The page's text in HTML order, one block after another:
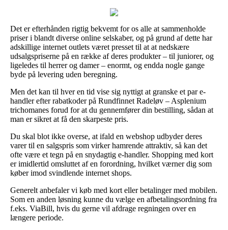
Det er efterhånden rigtig bekvemt for os alle at sammenholde
priser i blandt diverse online selskaber, og på grund af dette har
adskillige internet outlets været presset til at at nedskære
udsalgspriserne på en række af deres produkter – til juniorer, og
ligeledes til herrer og damer – enormt, og endda nogle gange
byde på levering uden beregning.
Men det kan til hver en tid vise sig nyttigt at granske et par e-
handler efter rabatkoder på Rundfinnet Radeløv – Asplenium
trichomanes forud for at du gennemfører din bestilling, sådan at
man er sikret at få den skarpeste pris.
Du skal blot ikke overse, at ifald en webshop udbyder deres
varer til en salgspris som virker hamrende attraktiv, så kan det
ofte være et tegn på en snydagtig e-handler. Shopping med kort
er imidlertid omsluttet af en forordning, hvilket værner dig som
køber imod svindlende internet shops.
Generelt anbefaler vi køb med kort eller betalinger med mobilen.
Som en anden løsning kunne du vælge en afbetalingsordning fra
f.eks. ViaBill, hvis du gerne vil afdrage regningen over en
længere periode.